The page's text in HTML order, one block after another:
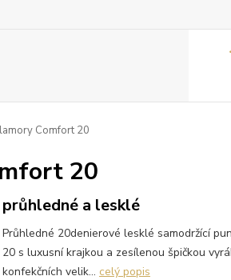
Comfort 20
20
průhledné a lesklé
Průhledné 20denierové lesklé samodržící
20 s luxusní krajkou a zesílenou špičkou
konfekčních velik... celý popis